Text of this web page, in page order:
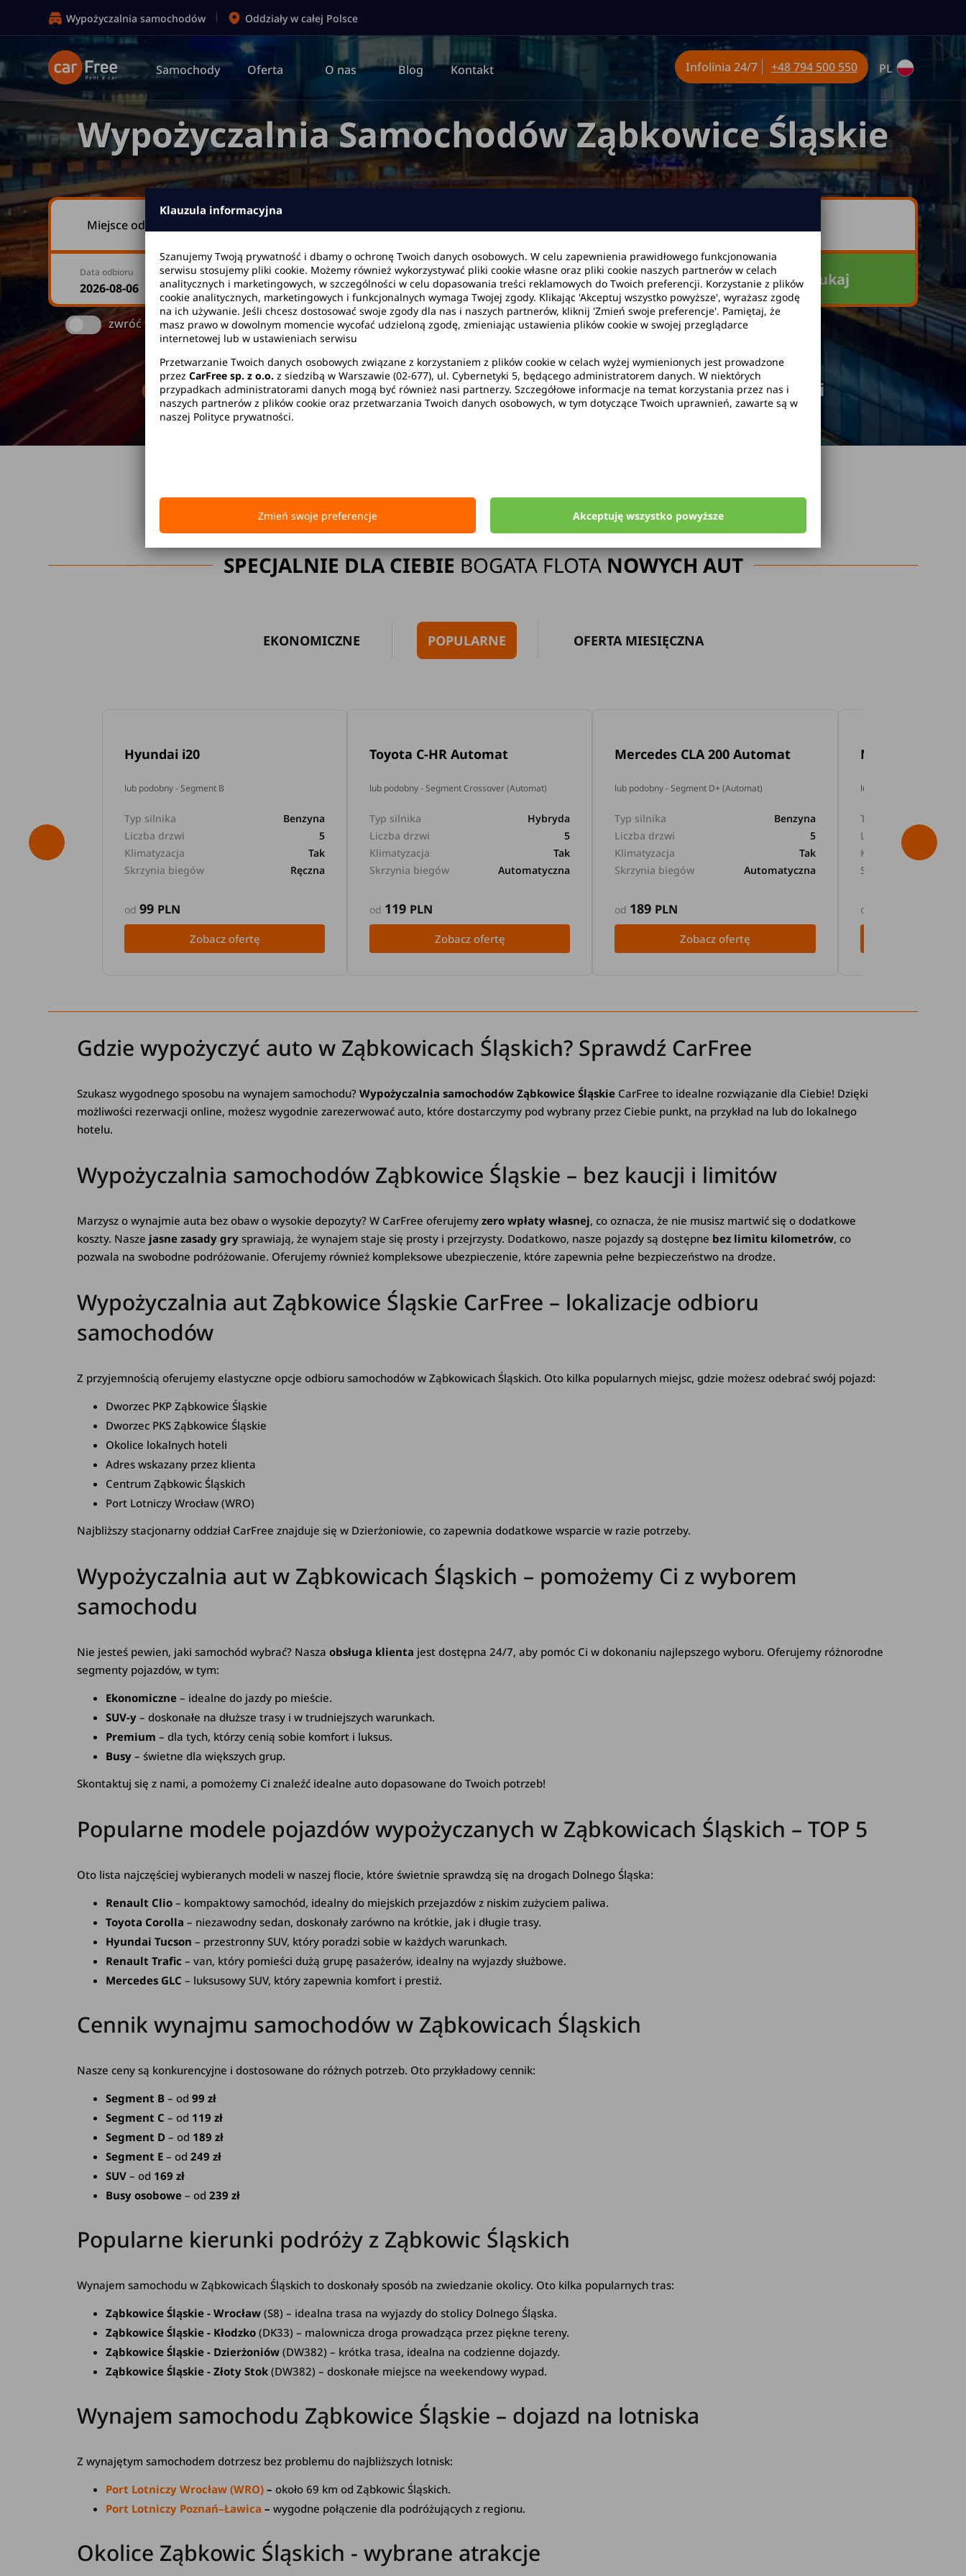
Wypożyczalnia Samochodów Ząbkowice Śląskie
Miejsce odbioru
Data odbioru Godzina Data zwrotu Godzina Szukaj
zwróć w innym miejscu
Brak kaucji Brak limitu kilometrów Bezpłatne odwołanie rezerwacji
Wypożyczalnia samochodów Oddziały w całej Polsce
Samochody Oferta O nas Blog Kontakt Infolinia 24/7 +48 794 500 550 PL
SPECJALNIE DLA CIEBIEBOGATA FLOTANOWYCH AUT
EKONOMICZNE POPULARNE OFERTA MIESIĘCZNA
Hyundai i20
lub podobny - Segment B
Typ silnika
Benzyna
Liczba drzwi
5
Klimatyzacja
Tak
Skrzynia biegów
Ręczna
od99 PLN
Zobacz ofertę
Toyota C-HR Automat
lub podobny - Segment Crossover (Automat)
Typ silnika
Hybryda
Liczba drzwi
5
Klimatyzacja
Tak
Skrzynia biegów
Automatyczna
od 119 PLN
Zobacz ofertę
Mercedes CLA 200 Automat
lub podobny - Segment D+ (Automat)
Typ silnika
Benzyna
Liczba drzwi
5
Klimatyzacja
Tak
Skrzynia biegów
Automatyczna
od 189 PLN
Zobacz ofertę
Mercedes GLA
lub podobny - Segment
Typ silnika
Liczba drzwi
Klimatyzacja
Skrzynia biegów
od
Gdzie wypożyczyć auto w Ząbkowicach Śląskich? Sprawdź CarFree
Szukasz wygodnego sposobu na wynajem samochodu?Wypożyczalnia samochodów Ząbkowice Śląskie CarFree to idealne rozwiązanie dla Ciebie! Dzięki
możliwości rezerwacji online, możesz wygodnie zarezerwować auto, które dostarczymy pod wybrany przez Ciebie punkt, na przykład na lub do lokalnego
hotelu.
Wypożyczalnia samochodów Ząbkowice Śląskie – bez kaucji i limitów
Marzysz o wynajmie auta bez obaw o wysokie depozyty? W CarFree oferujemyzero wpłaty własnej, co oznacza, że nie musisz martwić się o dodatkowe
koszty. Nasze jasne zasady gry sprawiają, że wynajem staje się prosty i przejrzysty. Dodatkowo, nasze pojazdy są dostępne bez limitu kilometrów, co
pozwala na swobodne podróżowanie. Oferujemy również kompleksowe ubezpieczenie, które zapewnia pełne bezpieczeństwo na drodze.
Wypożyczalnia aut Ząbkowice Śląskie CarFree – lokalizacje odbioru
samochodów
Z przyjemnością oferujemy elastyczne opcje odbioru samochodów w Ząbkowicach Śląskich. Oto kilka popularnych miejsc, gdzie możesz odebrać swój pojazd:
Dworzec PKP Ząbkowice Śląskie
Dworzec PKS Ząbkowice Śląskie
Okolice lokalnych hoteli
Adres wskazany przez klienta
Centrum Ząbkowic Śląskich
Port Lotniczy Wrocław (WRO)
Najbliższy stacjonarny oddział CarFree znajduje się w Dzierżoniowie, co zapewnia dodatkowe wsparcie w razie potrzeby.
Wypożyczalnia aut w Ząbkowicach Śląskich – pomożemy Ci z wyborem
samochodu
Nie jesteś pewien, jaki samochód wybrać? Naszaobsługa klienta jest dostępna 24/7, aby pomóc Ci w dokonaniu najlepszego wyboru. Oferujemy różnorodne
segmenty pojazdów, w tym:
Ekonomiczne – idealne do jazdy po mieście.
SUV-y – doskonałe na dłuższe trasy i w trudniejszych warunkach.
Premium – dla tych, którzy cenią sobie komfort i luksus.
Busy – świetne dla większych grup.
Skontaktuj się z nami, a pomożemy Ci znaleźć idealne auto dopasowane do Twoich potrzeb!
Popularne modele pojazdów wypożyczanych w Ząbkowicach Śląskich – TOP 5
Oto lista najczęściej wybieranych modeli w naszej flocie, które świetnie sprawdzą się na drogach Dolnego Śląska:
Renault Clio – kompaktowy samochód, idealny do miejskich przejazdów z niskim zużyciem paliwa.
Toyota Corolla – niezawodny sedan, doskonały zarówno na krótkie, jak i długie trasy.
Hyundai Tucson – przestronny SUV, który poradzi sobie w każdych warunkach.
Renault Trafic – van, który pomieści dużą grupę pasażerów, idealny na wyjazdy służbowe.
Mercedes GLC – luksusowy SUV, który zapewnia komfort i prestiż.
Cennik wynajmu samochodów w Ząbkowicach Śląskich
Nasze ceny są konkurencyjne i dostosowane do różnych potrzeb. Oto przykładowy cennik:
Segment B – od99 zł
Segment C – od 119 zł
Segment D – od 189 zł
Segment E – od249 zł
SUV – od 169 zł
Busy osobowe – od239 zł
Popularne kierunki podróży z Ząbkowic Śląskich
Wynajem samochodu w Ząbkowicach Śląskich to doskonały sposób na zwiedzanie okolicy. Oto kilka popularnych tras:
Ząbkowice Śląskie - Wrocław (S8) – idealna trasa na wyjazdy do stolicy Dolnego Śląska.
Ząbkowice Śląskie - Kłodzko (DK33) – malownicza droga prowadząca przez piękne tereny.
Ząbkowice Śląskie - Dzierżoniów (DW382) – krótka trasa, idealna na codzienne dojazdy.
Ząbkowice Śląskie - Złoty Stok (DW382) – doskonałe miejsce na weekendowy wypad.
Wynajem samochodu Ząbkowice Śląskie – dojazd na lotniska
Z wynajętym samochodem dotrzesz bez problemu do najbliższych lotnisk:
Port Lotniczy Wrocław (WRO) –około 69 km od Ząbkowic Śląskich.
Port Lotniczy Poznań–Ławica –wygodne połączenie dla podróżujących z regionu.
Okolice Ząbkowic Śląskich - wybrane atrakcje
Klauzula informacyjna
Szanujemy Twoją prywatność i dbamy o ochronę Twoich danych osobowych. W celu zapewnienia prawidłowego funkcjonowania
serwisu stosujemy pliki cookie. Możemy również wykorzystywać pliki cookie własne oraz pliki cookie naszych partnerów w celach
analitycznych i marketingowych, w szczególności w celu dopasowania treści reklamowych do Twoich preferencji. Korzystanie z plików
cookie analitycznych, marketingowych i funkcjonalnych wymaga Twojej zgody. Klikając 'Akceptuj wszystko powyższe', wyrażasz zgodę
na ich używanie. Jeśli chcesz dostosować swoje zgody dla nas i naszych partnerów, kliknij 'Zmień swoje preferencje'. Pamiętaj, że
masz prawo w dowolnym momencie wycofać udzieloną zgodę, zmieniając ustawienia plików cookie w swojej przeglądarce
internetowej lub w ustawieniach serwisu
Przetwarzanie Twoich danych osobowych związane z korzystaniem z plików cookie w celach wyżej wymienionych jest prowadzone
przez CarFree sp. z o.o. z siedzibą w Warszawie (02-677), ul. Cybernetyki 5, będącego administratorem danych. W niektórych
przypadkach administratorami danych mogą być również nasi partnerzy. Szczegółowe informacje na temat korzystania przez nas i
naszych partnerów z plików cookie oraz przetwarzania Twoich danych osobowych, w tym dotyczące Twoich uprawnień, zawarte są w
naszej Polityce prywatności.
Zmień swoje preferencje Akceptuję wszystko powyższe